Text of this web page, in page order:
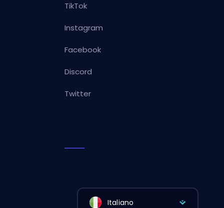
TikTok
Instagram
Facebook
Discord
Twitter
Italiano